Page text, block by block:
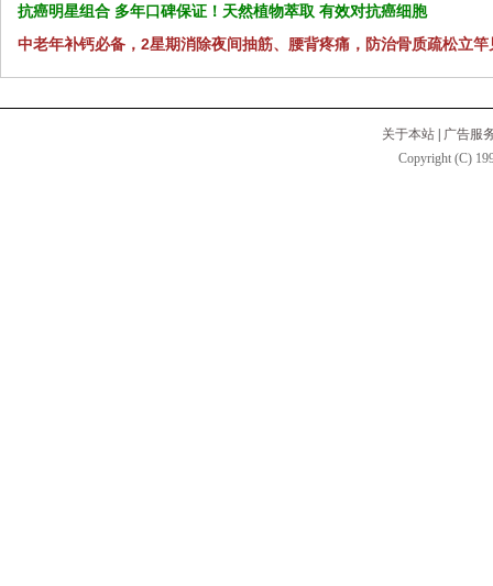
抗癌明星组合 多年口碑保证！天然植物萃取 有效对抗癌细胞
中老年补钙必备，2星期消除夜间抽筋、腰背疼痛，防治骨质疏松立竿
关于本站
广告服
Copyright (C)